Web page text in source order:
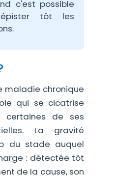
c'est possible
tôt les
maladie chronique
qui se cicatrise
de ses
La gravité
du stade auquel
: détectée tôt
de la cause, son